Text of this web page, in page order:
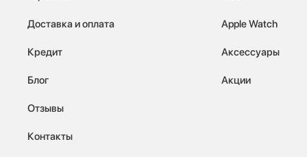
Доставка и оплата
Кредит
Блог
Отзывы
Контакты
Apple Watch
Аксессуары
Акции